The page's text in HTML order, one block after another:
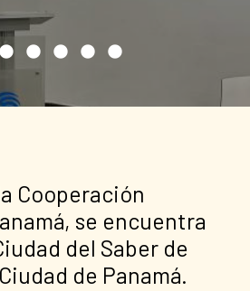
Cooperación
se encuentra
del Saber de
de Panamá.